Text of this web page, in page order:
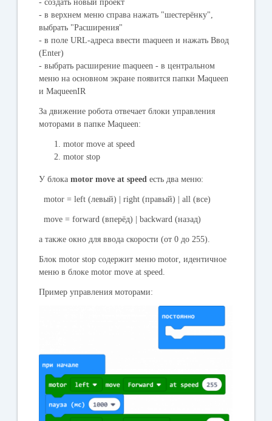
- создать новый проект
- в верхнем меню справа нажать "шестерёнку",
выбрать "Расширения"
- в поле URL-адреса ввестиmaqueen и нажать Ввод
(Enter)
- выбрать расширение maqueen - в центральном
меню на основном экране появится папкиMaqueen
и MaqueenIR
За движение робота отвечает блоки управления
моторами в папкеMaqueen:
motor move at speed
motor stop
У блокаmotor move at speedесть два меню:
motor = left (левый) |right (правый) |all (все)
move =forward (вперёд) |backward (назад)
а также окно для ввода скорости (от 0 до 255).
Блокmotor stop содержит менюmotor , идентичное
меню в блокеmotor move at speed
Пример управления моторами: